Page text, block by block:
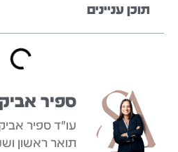
תוכן עניינים
ספיר
עו"ד ספיר
תואר ראשון